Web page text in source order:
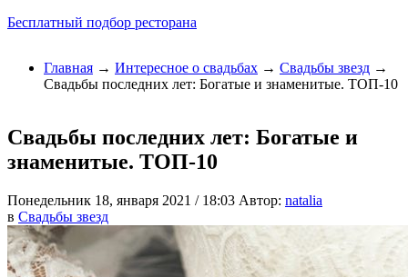
Бесплатный подбор ресторана
Главная → Интересное о свадьбах → Свадьбы звезд →
Свадьбы последних лет: Богатые и знаменитые. ТОП-10
Свадьбы последних лет: Богатые и
знаменитые. ТОП-10
Понедельник 18, января 2021 / 18:03 Автор: natalia
в Свадьбы звезд